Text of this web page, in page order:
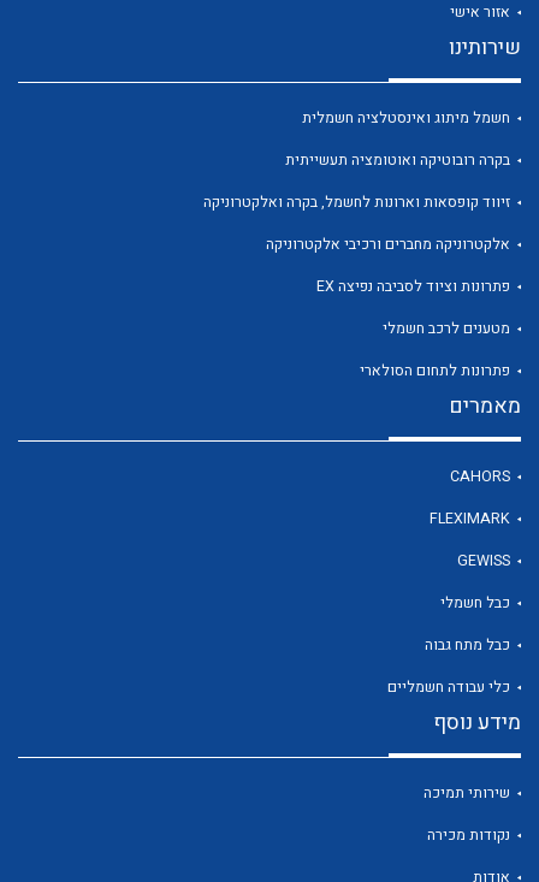
לכל מוצרי היצרן
אזור אישי
שירותינו
חשמל מיתוג ואינסטלציה חשמלית
בקרה רובוטיקה ואוטומציה תעשייתית
זיווד קופסאות וארונות לחשמל, בקרה ואלקטרוניקה
אלקטרוניקה מחברים ורכיבי אלקטרוניקה
פתרונות וציוד לסביבה נפיצה EX
מטענים לרכב חשמלי
פתרונות לתחום הסולארי
מאמרים
CAHORS
FLEXIMARK
GEWISS
כבל חשמלי
כבל מתח גבוה
כלי עבודה חשמליים
מידע נוסף
שירותי תמיכה
נקודות מכירה
אודות